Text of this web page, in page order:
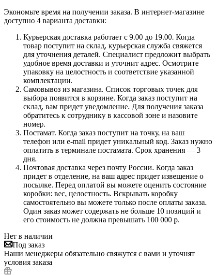
Экономьте время на получении заказа. В интернет-магазине
доступно 4 варианта доставки:
Курьерская доставка работает с 9.00 до 19.00. Когда
товар поступит на склад, курьерская служба свяжется
для уточнения деталей. Специалист предложит выбрать
удобное время доставки и уточнит адрес. Осмотрите
упаковку на целостность и соответствие указанной
комплектации.
Самовывоз из магазина. Список торговых точек для
выбора появится в корзине. Когда заказ поступит на
склад, вам придет уведомление. Для получения заказа
обратитесь к сотруднику в кассовой зоне и назовите
номер.
Постамат. Когда заказ поступит на точку, на ваш
телефон или e-mail придет уникальный код. Заказ нужно
оплатить в терминале постамата. Срок хранения — 3
дня.
Почтовая доставка через почту России. Когда заказ
придет в отделение, на ваш адрес придет извещение о
посылке. Перед оплатой вы можете оценить состояние
коробки: вес, целостность. Вскрывать коробку
самостоятельно вы можете только после оплаты заказа.
Один заказ может содержать не больше 10 позиций и
его стоимость не должна превышать 100 000 р.
Нет в наличии
Под заказ
Наши менеджеры обязательно свяжутся с вами и уточнят
условия заказа